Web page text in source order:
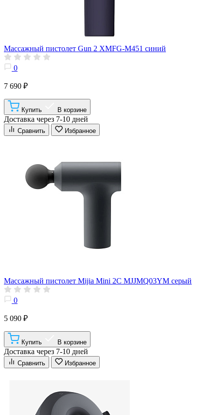
Массажный пистолет Gun 2 XMFG-M451 синий
0
7 690 ₽
Купить В корзине
Доставка через 7-10 дней
Сравнить Избранное
Массажный пистолет Mijia Mini 2C MJJMQ03YM серый
0
5 090 ₽
Купить В корзине
Доставка через 7-10 дней
Сравнить Избранное